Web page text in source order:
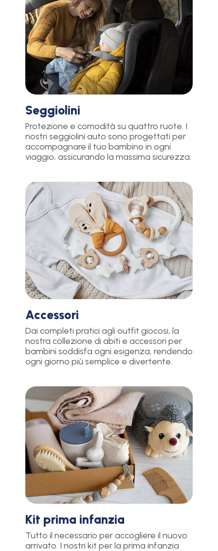
Seggiolini
Protezione e comodità su quattro ruote. I
nostri seggiolini auto sono progettati per
accompagnare il tuo bambino in ogni
viaggio, assicurando la massima sicurezza.
Accessori
Dai completi pratici agli outfit giocosi, la
nostra collezione di abiti e accessori per
bambini soddisfa ogni esigenza, rendendo
ogni giorno più semplice e divertente.
Kit prima infanzia
Tutto il necessario per accogliere il nuovo
arrivato. I nostri kit per la prima infanzia